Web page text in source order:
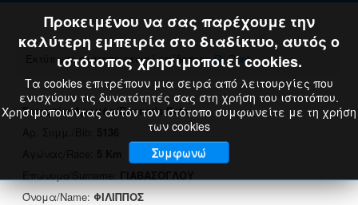
Εκτύπωση πιστοποιητικού επίδοσης: Print
Στοιχεία Δρομέα/Runner's Data
Όνομα/Name:ΦΙΛΙΠΠΟΣ
Προκειμένου να σας παρέχουμε την
καλύτερη εμπειρία στο διαδίκτυο, αυτός ο
ιστότοπος χρησιμοποιεί cookies.
Τα cookies επιτρέπουν μια σειρά από λειτουργίες που
ενισχύουν τις δυνατότητές σας στη χρήση του ιστοτόπου.
Χρησιμοποιώντας αυτόν τον ιστότοπο συμφωνείτε με τη χρήση
των cookies
Συμφωνώ